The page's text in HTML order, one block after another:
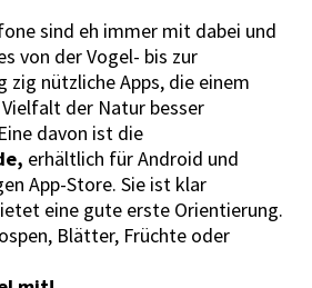
sind eh immer mit dabei und
von der Vogel- bis zur
zig nützliche Apps, die einem
der Natur besser
davon ist die
erhältlich für Android und
App-Store. Sie ist klar
eine gute erste Orientierung.
Blätter, Früchte oder